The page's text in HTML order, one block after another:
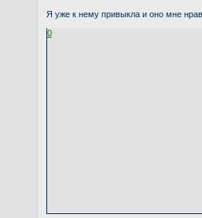
Я уже к нему привыкла и оно мне
0